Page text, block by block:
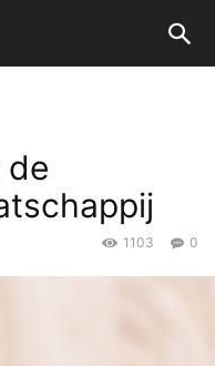
de
0
1103